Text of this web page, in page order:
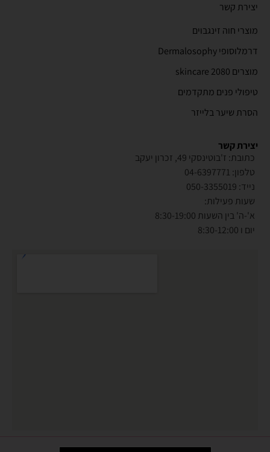
יצירת קשר
כתובת: ז'בוטינסקי 49, זכרון יעקב
טלפון: 04-6397771
נייד: 050-3355019
שעות פעילות:
א'-ה' בין השעות 8:30-19:00
יום ו 8:30-12:00
יצירת קשר
מוצרי חוה זינגבוים
דרמלוסופי Dermalosophy
מוצרים 2080 skincare
טיפולי פנים מתקדמים
הסרת שיער בלייזר